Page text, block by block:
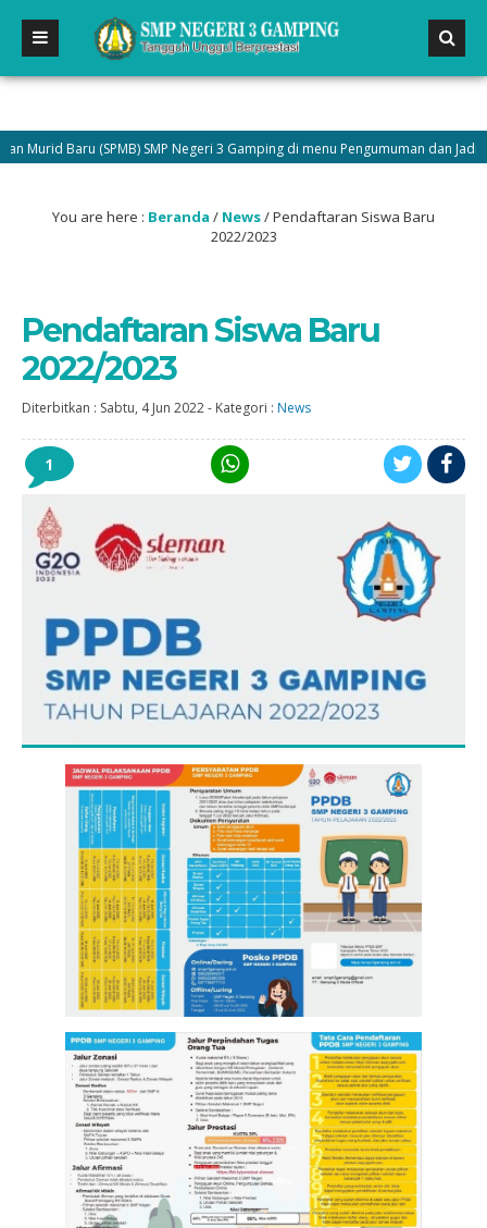
(SPMB) SMP Negeri 3 Gamping di menu Pengumuman dan Jadilah bagian
You are here : Beranda / News/Pendaftaran Siswa Baru
2022/2023
Pendaftaran Siswa Baru
2022/2023
Diterbitkan : Sabtu, 4 Jun 2022- Kategori : News
1